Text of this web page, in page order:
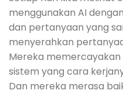
menggunakan AI
dan pertanyaan yang
menyerahkan
Mereka
sistem yang cara
Dan mereka merasa